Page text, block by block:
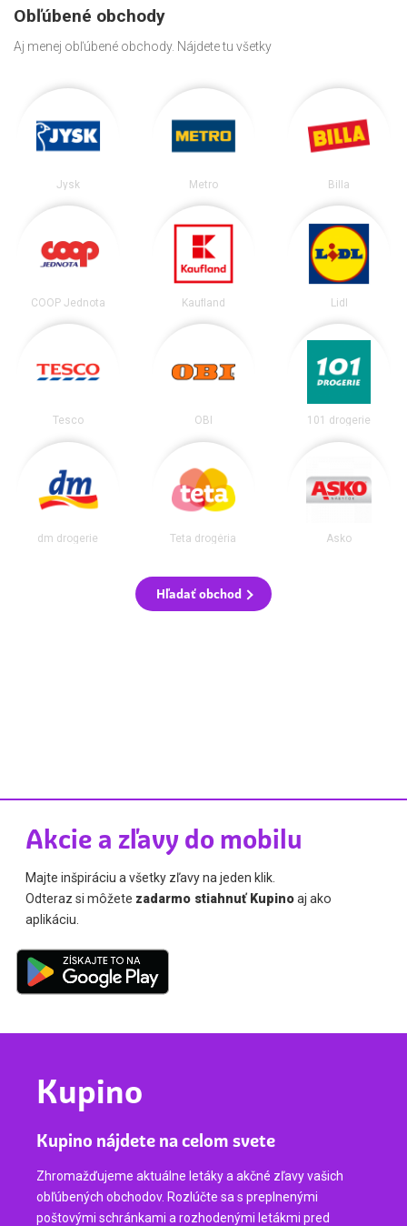
Obľúbené obchody
Aj menej obľúbené obchody. Nájdete tu všetky
Jysk Metro Billa
COOP Jednota Kaufland Lidl
Tesco OBI 101 drogerie
dm drogerie Teta drogéria Asko
Hľadať obchod
Akcie a zľavy do mobilu
Majte inšpiráciu a všetky zľavy na jeden klik.
Odteraz si môžete zadarmo stiahnuť Kupinoaj ako
aplikáciu.
Kupino
Kupino nájdete na celom svete
Zhromažďujeme aktuálne letáky a akčné zľavy vašich
obľúbených obchodov. Rozlúčte sa s preplnenými
poštovými schránkami a rozhodenými letákmi pred